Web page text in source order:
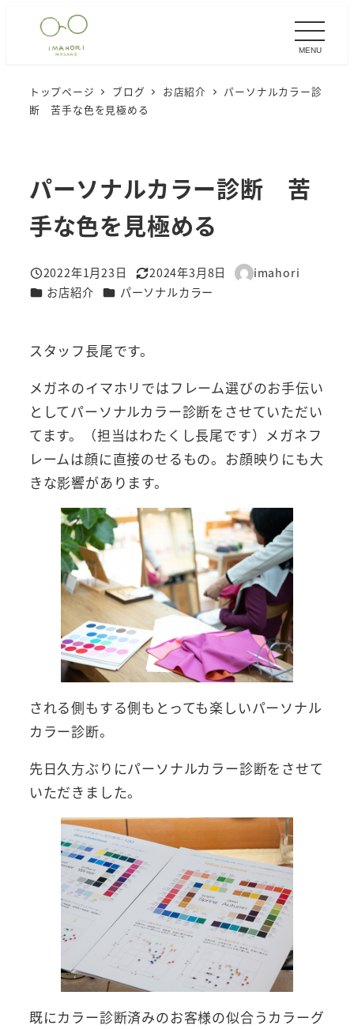
MENU
トップページ ブログ お店紹介
パーソナルカラー診
断 苦手な色を見極める
パーソナルカラー診断 苦
手な色を見極める
投稿日
2022年1月23日
更新日
2024年3月8日
著
imahori
カテゴリー
お店紹介 カテゴリー
パーソナルカラー
スタッフ長尾です。
メガネのイマホリではフレーム選びのお手伝い
としてパーソナルカラー診断をさせていただい
てます。（担当はわたくし長尾です）メガネフ
レームは顔に直接のせるもの。お顔映りにも大
きな影響があります。
される側もする側もとっても楽しいパーソナル
カラー診断。
先日久方ぶりにパーソナルカラー診断をさせて
いただきました。
既にカラー診断済みのお客様の似合うカラーグ